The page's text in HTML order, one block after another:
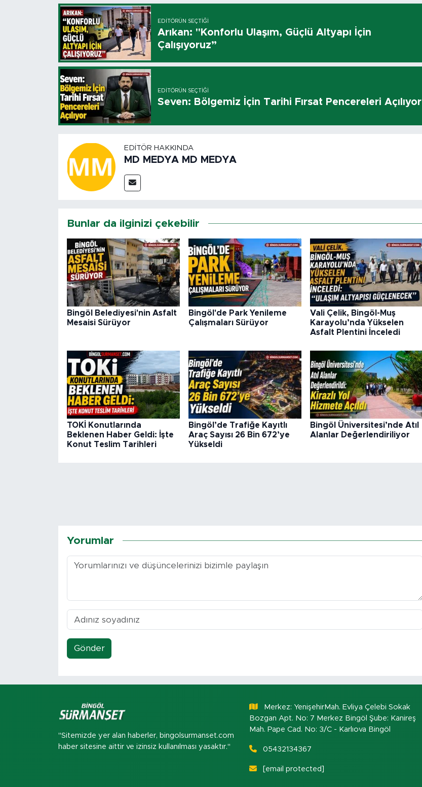
EDITÖRÜN SEÇTIĞI
Arıkan: "Konforlu Ulaşım, Güçlü Altyapı İçin
Çalışıyoruz”
EDITÖRÜN SEÇTIĞI
Seven: Bölgemiz İçin Tarihi Fırsat Pencereleri Açılıyor
EDITÖR HAKKINDA
MD MEDYA MD MEDYA
Bunlar da ilginizi çekebilir
Bingöl Belediyesi'nin Asfalt
Mesaisi Sürüyor
Bingöl'de Park Yenileme
Çalışmaları Sürüyor
Vali Çelik, Bingöl-Muş
Karayolu’nda Yükselen
Asfalt Plentini İnceledi
TOKİ Konutlarında
Beklenen Haber Geldi: İşte
Konut Teslim Tarihleri
Bingöl’de Trafiğe Kayıtlı
Araç Sayısı 26 Bin 672’ye
Yükseldi
Bingöl Üniversitesi’nde Atıl
Alanlar Değerlendiriliyor
Yorumlar
Gönder
"Sitemizde yer alan haberler, bingolsurmanset.com
haber sitesine aittir ve izinsiz kullanılması yasaktır."
Merkez: YenişehirMah. Evliya Çelebi Sokak
Bozgan Apt. No: 7 Merkez Bingöl Şube: Kanireş
Mah. Pape Cad. No: 3/C - Karlıova Bingöl
05432134367
[email protected]